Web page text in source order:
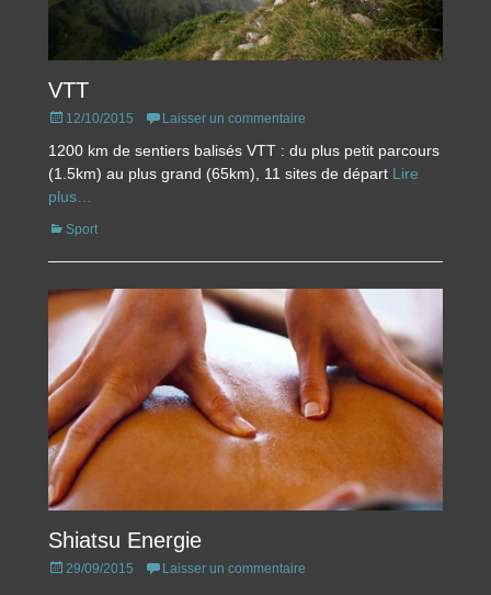
VTT
Posted
12/10/2015 Laisser un commentaire
1200 km de sentiers balisés VTT : du plus petit parcours
(1.5km) au plus grand (65km), 11 sites de départ Lire
plus…
Catégories
Sport
Shiatsu Energie
Posted
29/09/2015 Laisser un commentaire